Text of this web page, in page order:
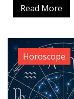
Read More
Horoscope